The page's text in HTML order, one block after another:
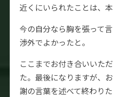
近くにいられたことは、
今の自分なら胸を張って言
渉外でよかったと。
ここまでお付き合いいた
た。最後になりますが、
謝の言葉を述べて終わりた